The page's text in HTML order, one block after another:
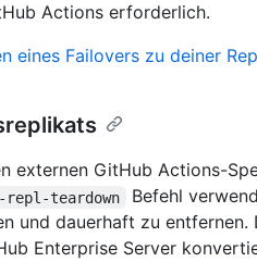
Actions erforderlich.
eines Failovers zu deiner
externen GitHub Actions-
repl-teardown
Befehl
und dauerhaft zu entfernen.
Enterprise Server